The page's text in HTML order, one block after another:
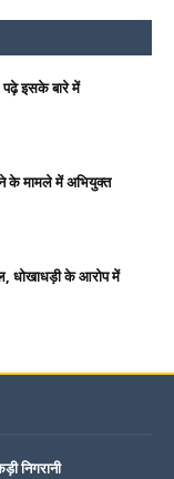
पढ़े इसके बारे में
के मामले में अभियुक्त
धोखाधड़ी के आरोप में
निगरानी